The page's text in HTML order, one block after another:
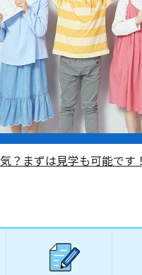
？まずは見学も可能です！